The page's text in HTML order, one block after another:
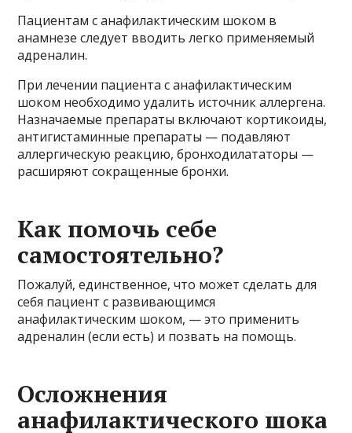
Пациентам с анафилактическим шоком в
анамнезе следует вводить легко применяемый
адреналин.
При лечении пациента с анафилактическим
шоком необходимо удалить источник аллергена.
Назначаемые препараты включают кортикоиды,
антигистаминные препараты — подавляют
аллергическую реакцию, бронходилататоры —
расширяют сокращенные бронхи.
Как помочь себе
самостоятельно?
Пожалуй, единственное, что может сделать для
себя пациент с развивающимся
анафилактическим шоком, — это применить
адреналин (если есть) и позвать на помощь.
Осложнения
анафилактического шока